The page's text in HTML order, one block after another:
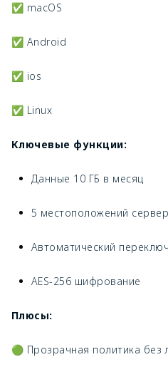
✅ macOS
✅ Android
✅ ios
✅ Linux
Ключевые функции:
Данные 10 ГБ в месяц
5 местоположений
Автоматический
AES-256 шифрование
Плюсы:
🟢 Прозрачная политика без